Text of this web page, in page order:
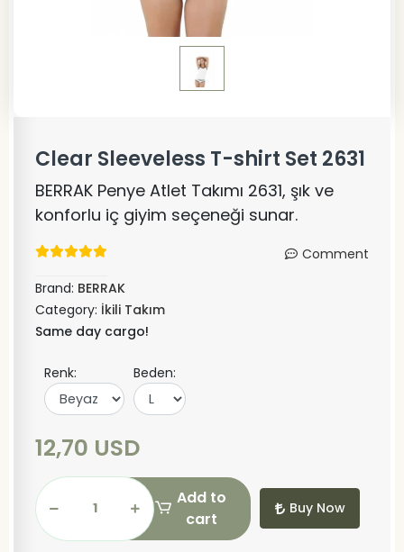
Clear Sleeveless T-shirt Set 2631
BERRAK Penye Atlet Takımı 2631, şık ve
konforlu iç giyim seçeneği sunar.
Comment
Brand: BERRAK
Category: İkili Takım
Same day cargo!
Renk: Beden:
12,70 USD
Add to
cart
Buy Now